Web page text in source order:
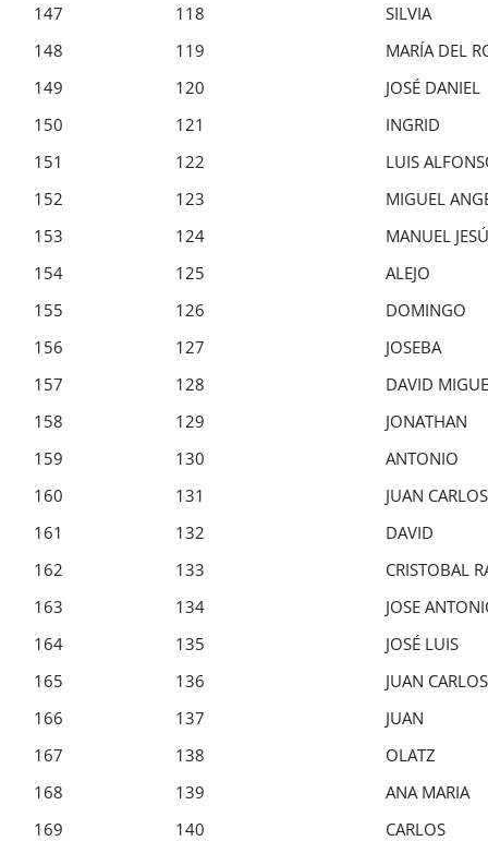
147
118
SILVIA
148
119
MARÍA DEL
149
120
JOSÉ DANIEL
150
121
INGRID
151
122
LUIS
152
123
MIGUEL
153
124
MANUEL
154
125
ALEJO
155
126
DOMINGO
156
127
JOSEBA
157
128
DAVID
158
129
JONATHAN
159
130
ANTONIO
160
131
JUAN CARLOS
161
132
DAVID
162
133
CRISTOBAL
163
134
JOSE
164
135
JOSÉ LUIS
165
136
JUAN CARLOS
166
137
JUAN
167
138
OLATZ
168
139
ANA MARIA
169
140
CARLOS